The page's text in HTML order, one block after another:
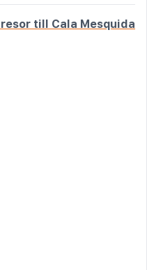
till Cala Mesquida